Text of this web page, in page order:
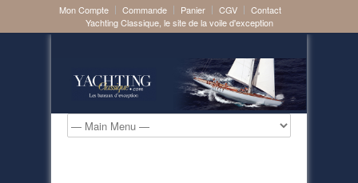
Mon Compte Commande Panier CGV
Contact
Yachting Classique, le site de la voile d'exception